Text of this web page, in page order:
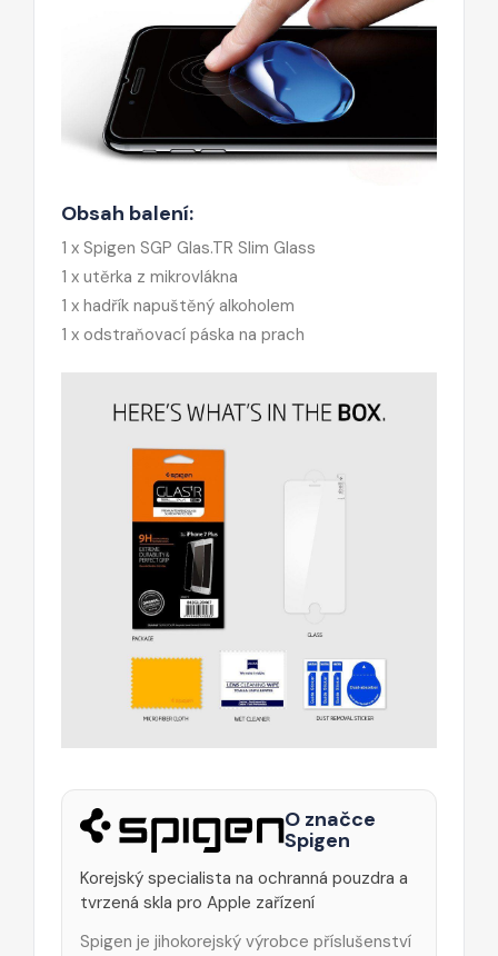
Obsah balení:
1 x Spigen SGP Glas.TR Slim Glass
1 x utěrka z mikrovlákna
1 x hadřík napuštěný alkoholem
1 x odstraňovací páska na prach
O značce
Spigen
Korejský specialista na ochranná pouzdra a
tvrzená skla pro Apple zařízení
Spigen je jihokorejský výrobce příslušenství